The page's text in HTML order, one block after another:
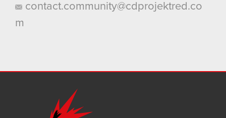
contact.community@cdprojektred.co
m